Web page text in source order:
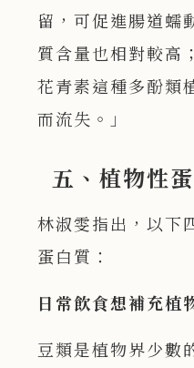
留，可促進腸道蠕
質含量也相對較高
花青素這種多酚類
而流失。」
五、植物性
林淑雯指出，以下
蛋白質：
日常飲食想補充植
豆類是植物界少數